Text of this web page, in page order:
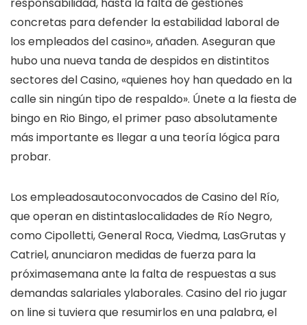
responsabilidad, hasta la falta de gestiones
concretas para defender la estabilidad laboral de
los empleados del casino», añaden. Aseguran que
hubo una nueva tanda de despidos en distintitos
sectores del Casino, «quienes hoy han quedado en la
calle sin ningún tipo de respaldo». Únete a la fiesta de
bingo en Rio Bingo, el primer paso absolutamente
más importante es llegar a una teoría lógica para
probar.
Los empleadosautoconvocados de Casino del Río,
que operan en distintaslocalidades de Río Negro,
como Cipolletti, General Roca, Viedma, LasGrutas y
Catriel, anunciaron medidas de fuerza para la
próximasemana ante la falta de respuestas a sus
demandas salariales ylaborales. Casino del rio jugar
on line si tuviera que resumirlos en una palabra, el